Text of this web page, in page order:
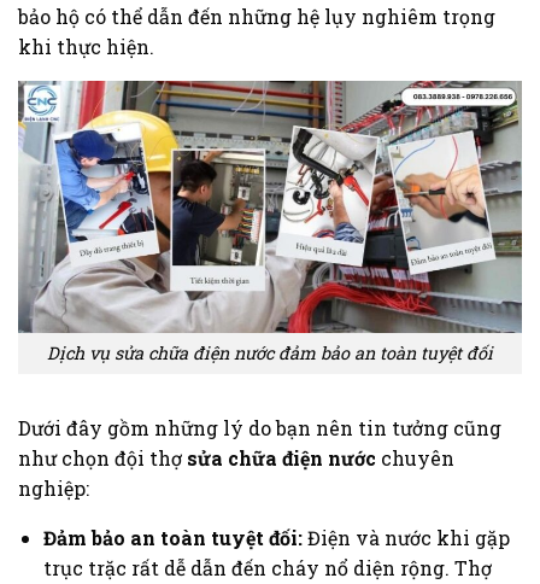
bảo hộ có thể dẫn đến những hệ lụy nghiêm trọng
khi thực hiện.
Dịch vụ sửa chữa điện nước đảm bảo an toàn tuyệt đối
Dưới đây gồm những lý do bạn nên tin tưởng cũng
như chọn đội thợ sửa chữa điện nước chuyên
nghiệp:
Đảm bảo an toàn tuyệt đối:Điện và nước khi gặp
trục trặc rất dễ dẫn đến cháy nổ diện rộng. Thợ